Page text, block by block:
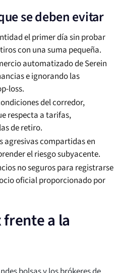
se deben evitar
el primer día sin probar
con una suma pequeña.
automatizado de Serein
e ignorando las
loss.
del corredor,
respecta a tarifas,
de retiro.
agresivas compartidas en
el riesgo subyacente.
no seguros para registrarse
oficial proporcionado por
a la